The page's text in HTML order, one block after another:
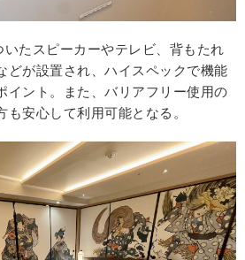
たスピーカーやテレビ、背もたれ
どが設置され、ハイスペックで機能
イント。また、バリアフリー使用の
安心して利用可能となる。